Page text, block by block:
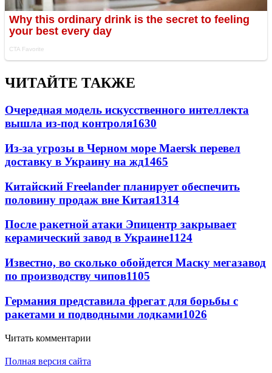
ЧИТАЙТЕ ТАКЖЕ
Очередная модель искусственного интеллекта
вышла из-под контроля1630
Из-за угрозы в Черном море Maersk перевел
доставку в Украину на жд1465
Китайский Freelander планирует обеспечить
половину продаж вне Китая1314
После ракетной атаки Эпицентр закрывает
керамический завод в Украине1124
Известно, во сколько обойдется Маску мегазавод
по производству чипов1105
Германия представила фрегат для борьбы с
ракетами и подводными лодками1026
Читать комментарии
Полная версия сайта